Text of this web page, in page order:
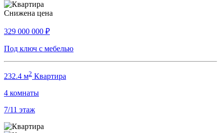
Снижена цена
329 000 000 ₽
Под ключ с мебелью
232.4 м2 Квартира
4 комнаты
7/11 этаж